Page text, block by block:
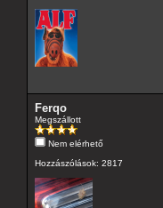
Ferqo
Megszállott
Nem elérhető
Hozzászólások: 2817